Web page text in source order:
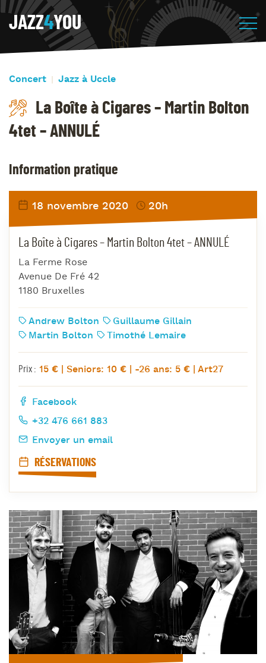
JAZZ4YOU
Concert Jazz à Uccle
La Boîte à Cigares – Martin Bolton
4tet – ANNULÉ
Information pratique
18 novembre 2020 20h
La Boîte à Cigares – Martin Bolton 4tet – ANNULÉ
La Ferme Rose
Avenue De Fré 42
1180 Bruxelles
Andrew Bolton
Guillaume Gillain
Martin Bolton
Timothé Lemaire
Prix : 15 € | Seniors: 10 € | -26 ans: 5 € | Art27
Facebook
+32 476 661 883
Envoyer un email
RÉSERVATIONS